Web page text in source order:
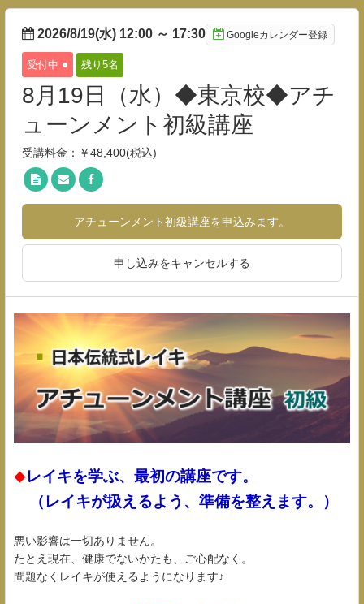
2026/8/19(水) 12:00 ～ 17:30 Googleカレンダー登録
受付中 ● 残り5名
8月19日（水）◆東京校◆アチ
ューンメント初級講座
受講料金：￥48,400(税込)
アチューンメント初級講座を申込みます。
申し込みをキャンセルする
◆レイキを学ぶ、最初の講座です。
（レイキが扱えるよう、準備を整えます。）
悪い影響は一切ありません。
たとえ現在、健康でないかたも、ご心配なく。
問題なくレイキが使えるようになります♪